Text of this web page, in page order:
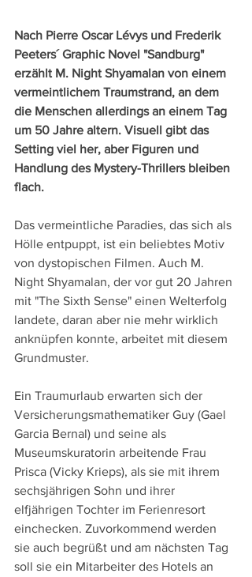
Nach Pierre Oscar Lévys und Frederik
Peeters´ Graphic Novel "Sandburg"
erzählt M. Night Shyamalan von einem
vermeintlichem Traumstrand, an dem
die Menschen allerdings an einem Tag
um 50 Jahre altern. Visuell gibt das
Setting viel her, aber Figuren und
Handlung des Mystery-Thrillers bleiben
flach.
Das vermeintliche Paradies, das sich als
Hölle entpuppt, ist ein beliebtes Motiv
von dystopischen Filmen. Auch M.
Night Shyamalan, der vor gut 20 Jahren
mit "The Sixth Sense" einen Welterfolg
landete, daran aber nie mehr wirklich
anknüpfen konnte, arbeitet mit diesem
Grundmuster.
Ein Traumurlaub erwarten sich der
Versicherungsmathematiker Guy (Gael
Garcia Bernal) und seine als
Museumskuratorin arbeitende Frau
Prisca (Vicky Krieps), als sie mit ihrem
sechsjährigen Sohn und ihrer
elfjährigen Tochter im Ferienresort
einchecken. Zuvorkommend werden
sie auch begrüßt und am nächsten Tag
soll sie ein Mitarbeiter des Hotels an